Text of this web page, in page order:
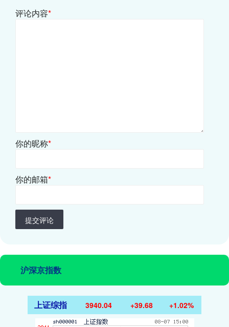
评论内容*
你的昵称*
你的邮箱*
提交评论
沪深京指数
上证综指 3940.04 +39.68 +1.02%